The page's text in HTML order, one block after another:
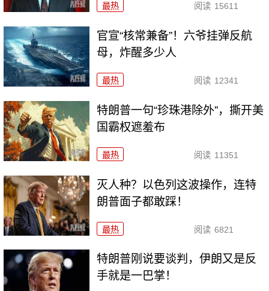
最热 阅读 15611
官宣“核常兼备”！六爷挂弹反航
母，炸醒多少人
最热 阅读 12341
特朗普一句“珍珠港除外”，撕开美
国霸权遮羞布
最热 阅读 11351
灭人种？以色列这波操作，连特
朗普面子都敢踩！
最热 阅读 6821
特朗普刚说要谈判，伊朗又是反
手就是一巴掌！